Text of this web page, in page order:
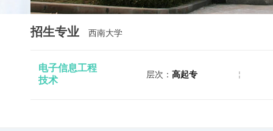
招生专业 西南大学
电子信息工程
技术
层次： 高起专